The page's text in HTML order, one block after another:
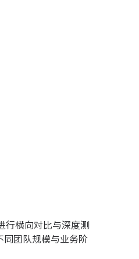
行横向对比与深度测
同团队规模与业务阶